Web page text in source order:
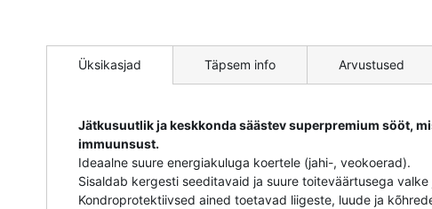
pildigalerii
algusesseÜksikasjad
Jätkusuutlik ja keskkonda säästev superpremium sööt,
immuunsust.
Ideaalne suure energiakuluga koertele (jahi-, veokoerad).
Sisaldab kergesti seeditavaid ja suure toiteväärtusega
Kondroprotektiivsed ained toetavad liigeste, luude ja
Täpsem info Arvustused